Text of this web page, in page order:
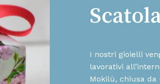
I nostri gioielli
lavorativi
Mokilù, chiusa da